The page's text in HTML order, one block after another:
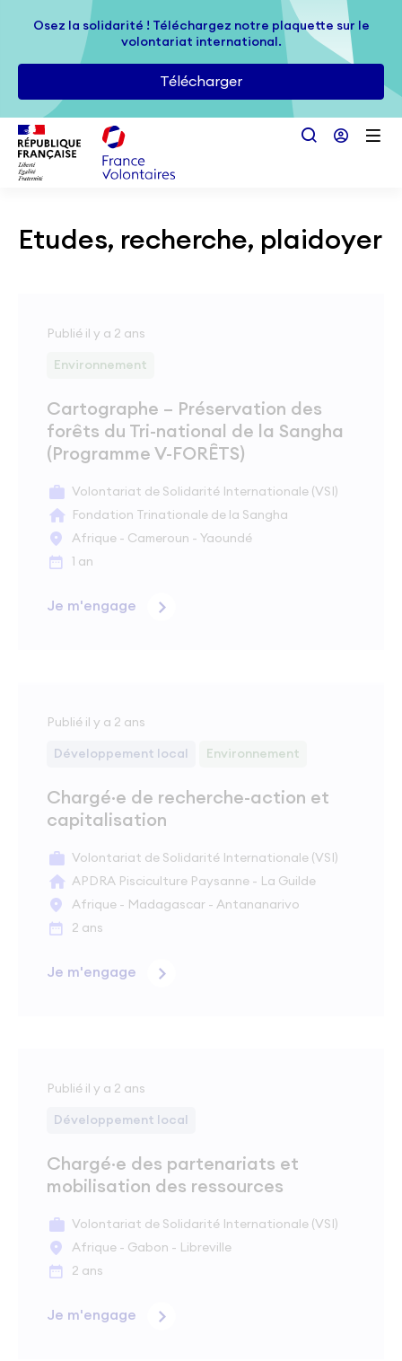
Passer au contenu principal
Osez la solidarité ! Téléchargez notre plaquette sur le
volontariat international.
Télécharger
Osez la solidarité ! Téléchargez notre plaquette sur le
volontariat international.
Télécharger
Etudes, recherche, plaidoyer
Environnement
Cartographe – Préservation des
forêts du Tri-national de la Sangha
(Programme V-FORÊTS)
Volontariat de Solidarité Internationale (VSI)
Fondation Trinationale de la Sangha
Afrique - Cameroun - Yaoundé
Publié il y a 2 ans
1 an
Je m'engage
Développement local Environnement
Chargé·e de recherche-action et
capitalisation
Volontariat de Solidarité Internationale (VSI)
APDRA Pisciculture Paysanne - La Guilde
Afrique - Madagascar - Antananarivo
Publié il y a 2 ans
2 ans
Je m'engage
Développement local
Chargé·e des partenariats et
mobilisation des ressources
Volontariat de Solidarité Internationale (VSI)
Afrique - Gabon - Libreville
Publié il y a 2 ans
2 ans
Je m'engage